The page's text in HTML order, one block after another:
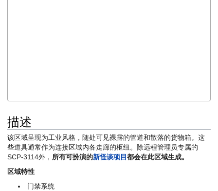
描述
该区域呈现为工业风格，随处可见裸露的管道和散落的货物箱。这
些道具通常作为连接区域内各走廊的枢纽。除远程管理员专属的
SCP-3114外， 所有可扮演的新怪谈项目都会在此区域生成。
区域特性
门禁系统